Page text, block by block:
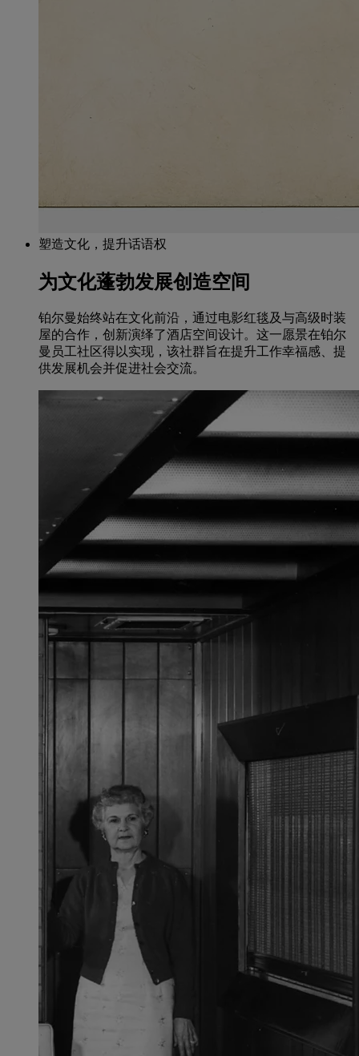
塑造文化，提升话语权
为文化蓬勃发展创造空间
铂尔曼始终站在文化前沿，通过电影红毯及与高级时装
屋的合作，创新演绎了酒店空间设计。这一愿景在铂尔
曼员工社区得以实现，该社群旨在提升工作幸福感、提
供发展机会并促进社会交流。